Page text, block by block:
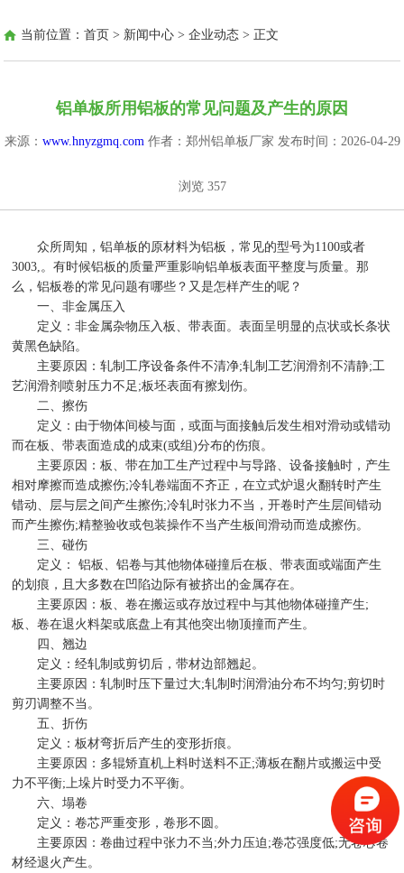
当前位置：首页 > 新闻中心 >企业动态 > 正文
铝单板所用铝板的常见问题及产生的原因
来源： www.hnyzgmq.com 作者：郑州铝单板厂家 发布时间：2026-04-29
浏览 357
众所周知，铝单板的原材料为铝板，常见的型号为1100或者
3003,。有时候铝板的质量严重影响铝单板表面平整度与质量。那
么，铝板卷的常见问题有哪些？又是怎样产生的呢？
一、非金属压入
定义：非金属杂物压入板、带表面。表面呈明显的点状或长条状
黄黑色缺陷。
主要原因：轧制工序设备条件不清净;轧制工艺润滑剂不清静;工
艺润滑剂喷射压力不足;板坯表面有擦划伤。
二、擦伤
定义：由于物体间棱与面，或面与面接触后发生相对滑动或错动
而在板、带表面造成的成束(或组)分布的伤痕。
主要原因：板、带在加工生产过程中与导路、设备接触时，产生
相对摩擦而造成擦伤;冷轧卷端面不齐正，在立式炉退火翻转时产生
错动、层与层之间产生擦伤;冷轧时张力不当，开卷时产生层间错动
而产生擦伤;精整验收或包装操作不当产生板间滑动而造成擦伤。
三、碰伤
定义： 铝板、铝卷与其他物体碰撞后在板、带表面或端面产生
的划痕，且大多数在凹陷边际有被挤出的金属存在。
主要原因：板、卷在搬运或存放过程中与其他物体碰撞产生;
板、卷在退火料架或底盘上有其他突出物顶撞而产生。
四、翘边
定义：经轧制或剪切后，带材边部翘起。
主要原因：轧制时压下量过大;轧制时润滑油分布不均匀;剪切时
剪刃调整不当。
五、折伤
定义：板材弯折后产生的变形折痕。
主要原因：多辊矫直机上料时送料不正;薄板在翻片或搬运中受
力不平衡;上垛片时受力不平衡。
六、塌卷
定义：卷芯严重变形，卷形不圆。
主要原因：卷曲过程中张力不当;外力压迫;卷芯强度低;无卷芯卷
材经退火产生。